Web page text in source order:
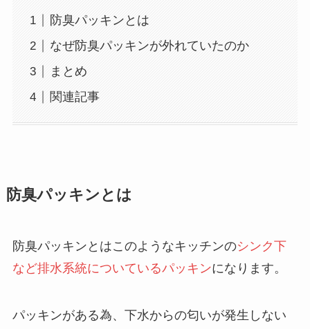
防臭パッキンとは
なぜ防臭パッキンが外れていたのか
まとめ
関連記事
防臭パッキンとは
防臭パッキンとはこのようなキッチンのシンク下
など排水系統についているパッキンになります。
パッキンがある為、下水からの匂いが発生しない